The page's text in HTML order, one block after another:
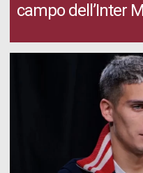
campo dell’Inter